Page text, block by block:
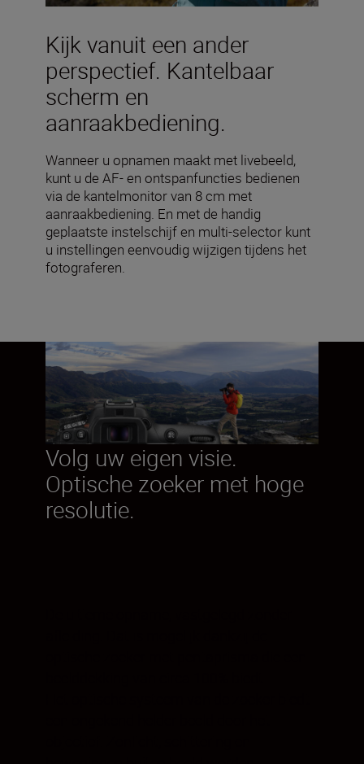
Kijk vanuit een ander
perspectief. Kantelbaar
scherm en
aanraakbediening.
Wanneer u opnamen maakt met livebeeld,
kunt u de AF- en ontspanfuncties bedienen
via de kantelmonitor van 8 cm met
aanraakbediening. En met de handig
geplaatste instelschijf en multi-selector kunt
u instellingen eenvoudig wijzigen tijdens het
fotograferen.
Volg uw eigen visie.
Optische zoeker met hoge
resolutie.